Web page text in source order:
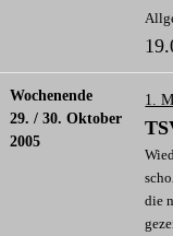
Wochenende
29. / 30. Oktober
2005
1.
die